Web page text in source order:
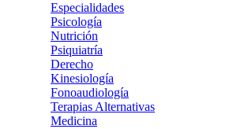
Especialidades
Psicología
Nutrición
Psiquiatría
Derecho
Kinesiología
Fonoaudiología
Terapias Alternativas
Medicina